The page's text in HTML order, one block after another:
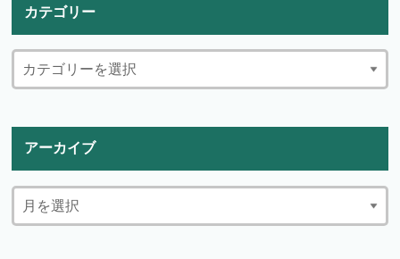
カテゴリー
アーカイブ